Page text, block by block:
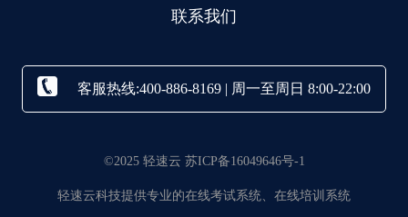
联系我们
客服热线:400-886-8169 | 周一至周日 8:00-22:00
©2025 轻速云 苏ICP备16049646号-1
轻速云科技提供专业的在线考试系统、在线培训系统